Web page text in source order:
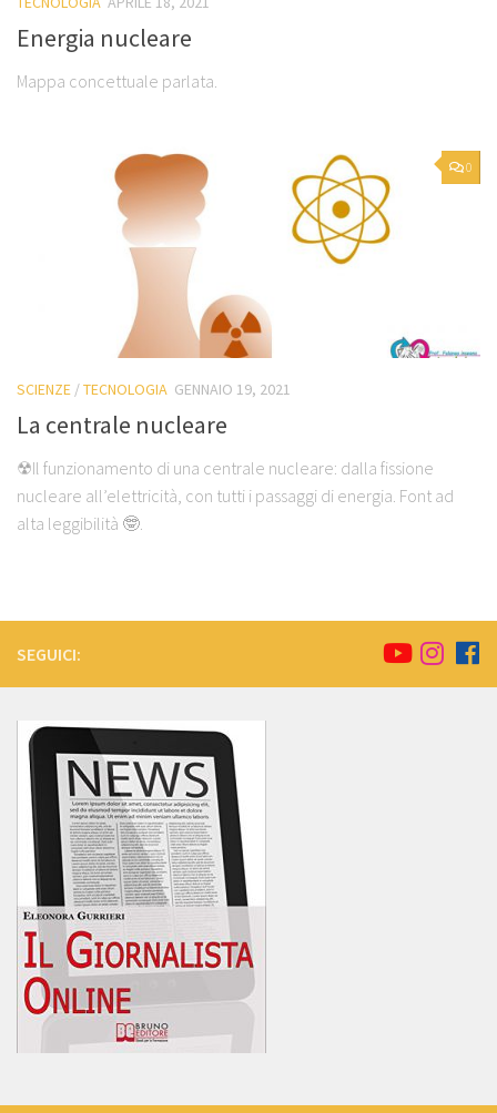
Energia nucleare
Mappa concettuale parlata.
0
SCIENZE /TECNOLOGIA GENNAIO 19, 2021
La centrale nucleare
☢Il funzionamento di una centrale nucleare: dalla fissione
nucleare all’elettricità, con tutti i passaggi di energia. Font ad
alta leggibilità 🤓.
SEGUICI: